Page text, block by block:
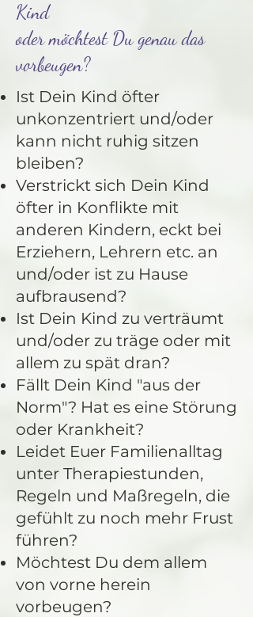
Kind
oder möchtest Du genau das
vorbeugen?
Ist Dein Kind öfter
unkonzentriert und/oder
kann nicht ruhig sitzen
bleiben?
Verstrickt sich Dein Kind
öfter in Konflikte mit
anderen Kindern, eckt bei
Erziehern, Lehrern etc. an
und/oder ist zu Hause
aufbrausend?
Ist Dein Kind zu verträumt
und/oder zu träge oder mit
allem zu spät dran?
Fällt Dein Kind "aus der
Norm"? Hat es eine Störung
oder Krankheit?
Leidet Euer Familienalltag
unter Therapiestunden,
Regeln und Maßregeln, die
gefühlt zu noch mehr Frust
führen?
Möchtest Du dem allem
von vorne herein
vorbeugen?